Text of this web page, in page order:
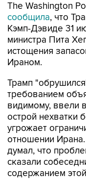
The Washington
сообщила, что
Кэмп-Дэвиде 31
министра Пита
истощения
Ираном.
Трамп
требованием
видимому, ввели
острой нехватки
угрожает
отношении
думал, что
сказали
содержанием